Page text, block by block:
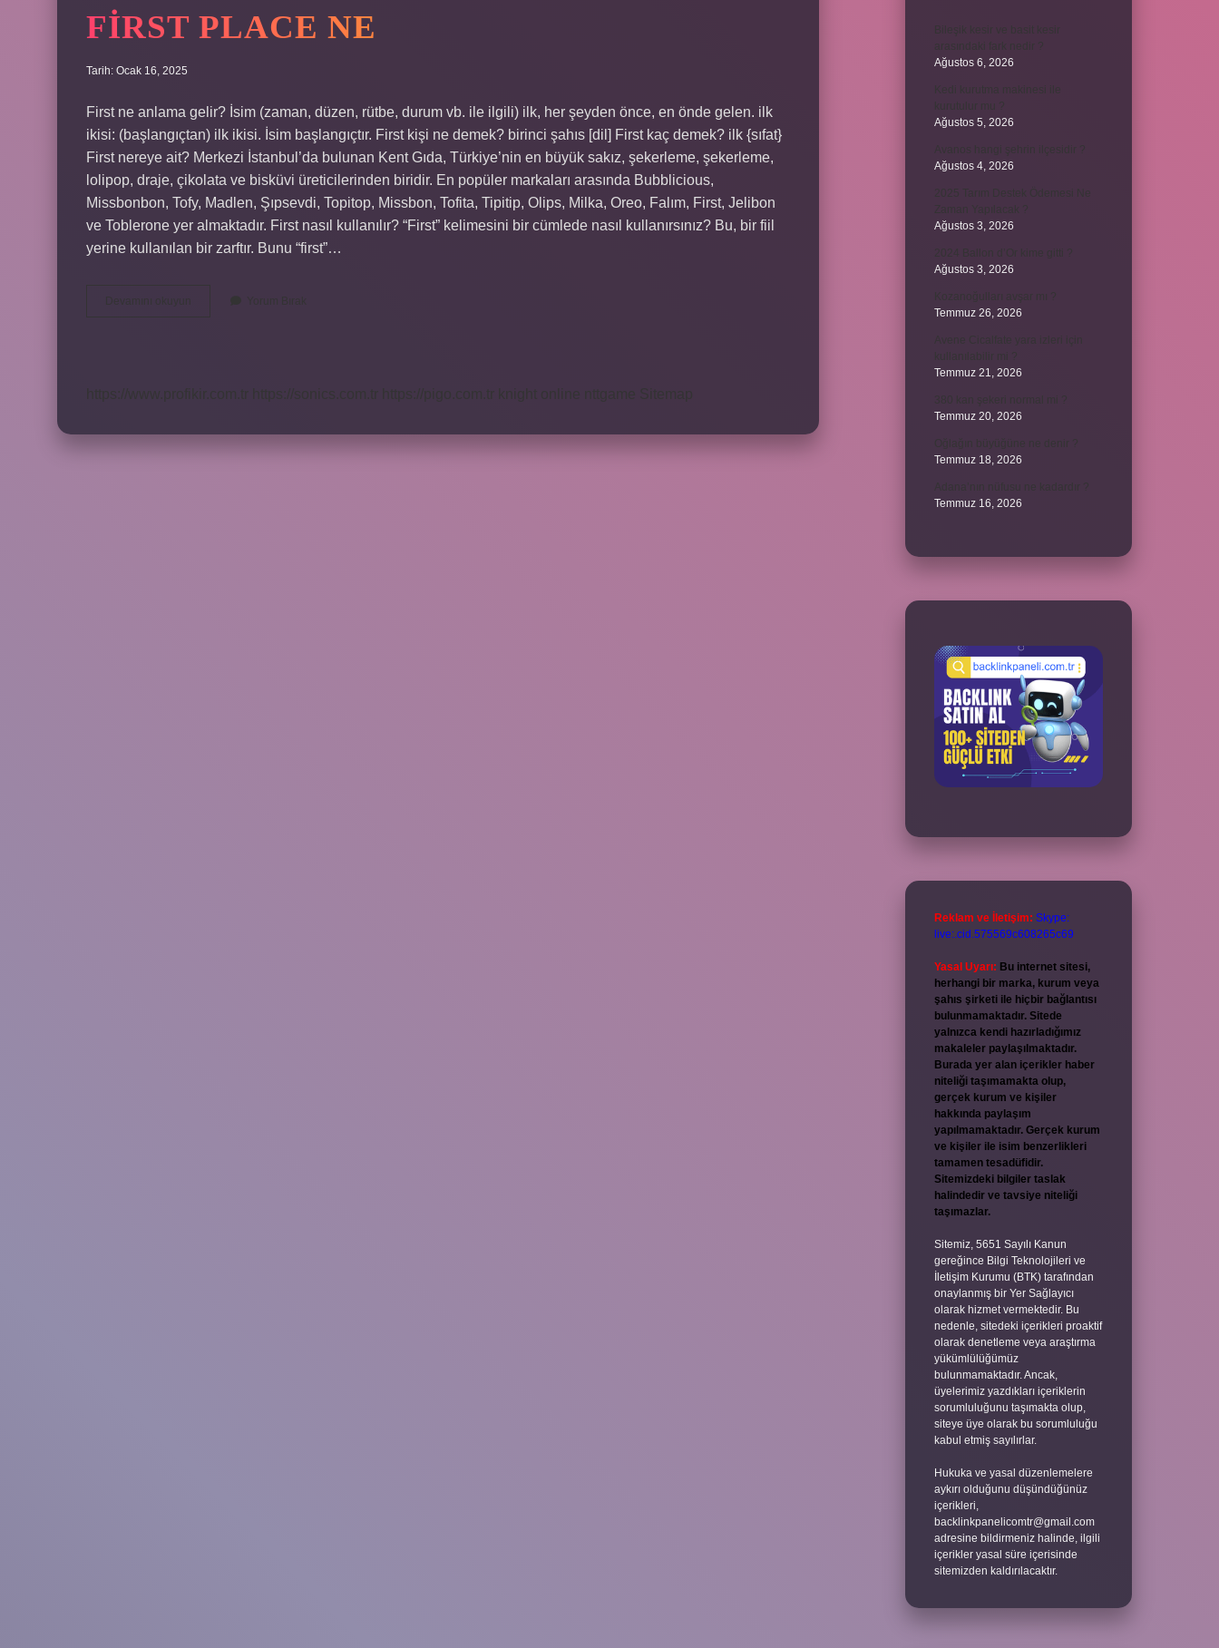
FIRST PLACE NE
Tarih: Ocak 16, 2025
First ne anlama gelir? İsim (zaman, düzen, rütbe, durum vb. ile ilgili) ilk, her şeyden önce, en önde gelen. ilk
ikisi: (başlangıçtan) ilk ikisi. İsim başlangıçtır. First kişi ne demek? birinci şahıs [dil] First kaç demek? ilk {sıfat}
First nereye ait? Merkezi İstanbul’da bulunan Kent Gıda, Türkiye’nin en büyük sakız, şekerleme, şekerleme,
lolipop, draje, çikolata ve bisküvi üreticilerinden biridir. En popüler markaları arasında Bubblicious,
Missbonbon, Tofy, Madlen, Şıpsevdi, Topitop, Missbon, Tofita, Tipitip, Olips, Milka, Oreo, Falım, First, Jelibon
ve Toblerone yer almaktadır. First nasıl kullanılır? “First” kelimesini bir cümlede nasıl kullanırsınız? Bu, bir fiil
yerine kullanılan bir zarftır. Bunu “first”…
Ağustos 6, 2026
Ağustos 5, 2026
Ağustos 4, 2026
Ağustos 3, 2026
Ağustos 3, 2026
Temmuz 26, 2026
Temmuz 21, 2026
Temmuz 20, 2026
Temmuz 18, 2026
Temmuz 16, 2026
Reklam ve İletişim: Skype:
live:.cid.575569c608265c69
Yasal Uyarı: Bu internet sitesi,
herhangi bir marka, kurum veya
şahıs şirketi ile hiçbir bağlantısı
bulunmamaktadır. Sitede
yalnızca kendi hazırladığımız
makaleler paylaşılmaktadır.
Burada yer alan içerikler haber
niteliği taşımamakta olup,
gerçek kurum ve kişiler
hakkında paylaşım
yapılmamaktadır. Gerçek kurum
ve kişiler ile isim benzerlikleri
tamamen tesadüfidir.
Sitemizdeki bilgiler taslak
halindedir ve tavsiye niteliği
taşımazlar.
Sitemiz, 5651 Sayılı Kanun
gereğince Bilgi Teknolojileri ve
İletişim Kurumu (BTK) tarafından
onaylanmış bir Yer Sağlayıcı
olarak hizmet vermektedir. Bu
nedenle, sitedeki içerikleri proaktif
olarak denetleme veya araştırma
yükümlülüğümüz
bulunmamaktadır. Ancak,
üyelerimiz yazdıkları içeriklerin
sorumluluğunu taşımakta olup,
siteye üye olarak bu sorumluluğu
kabul etmiş sayılırlar.
Hukuka ve yasal düzenlemelere
aykırı olduğunu düşündüğünüz
içerikleri,
backlinkpanelicomtr@gmail.com
adresine bildirmeniz halinde, ilgili
içerikler yasal süre içerisinde
sitemizden kaldırılacaktır.